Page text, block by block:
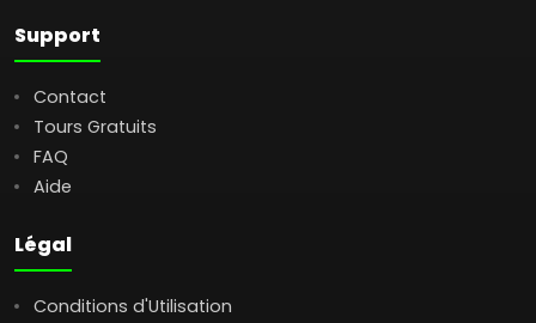
Support
Contact
Tours Gratuits
FAQ
Aide
Légal
Conditions d'Utilisation